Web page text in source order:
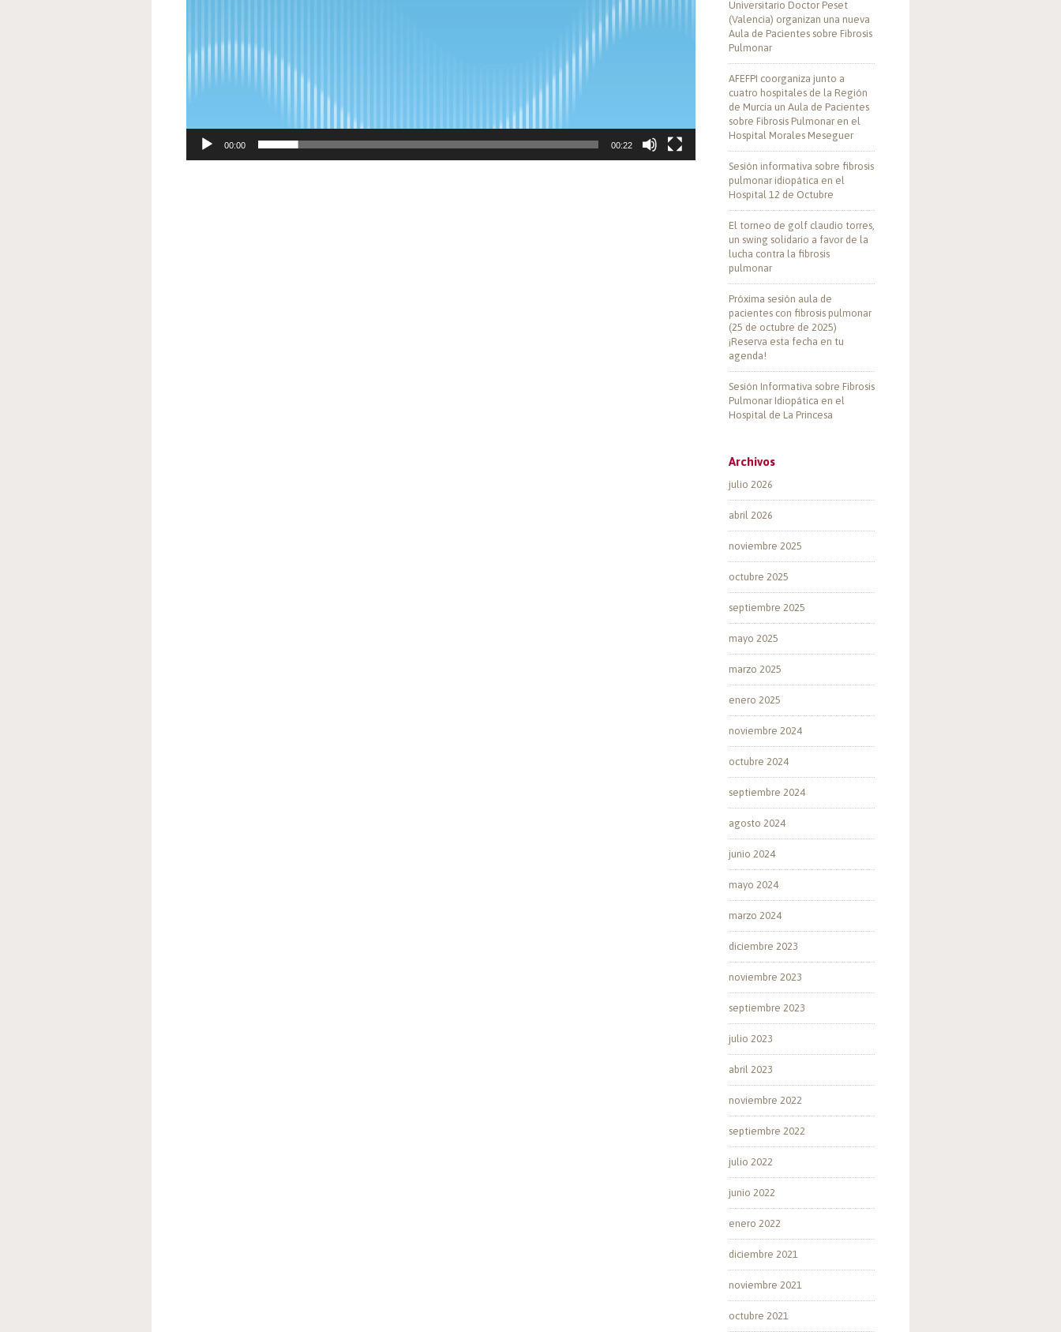
00:00 00:22
Universitario Doctor Peset
(Valencia) organizan una nueva
Aula de Pacientes sobre Fibrosis
Pulmonar
AFEFPI coorganiza junto a
cuatro hospitales de la Región
de Murcia un Aula de Pacientes
sobre Fibrosis Pulmonar en el
Hospital Morales Meseguer
Sesión informativa sobre fibrosis
pulmonar idiopática en el
Hospital 12 de Octubre
El torneo de golf claudio torres,
un swing solidario a favor de la
lucha contra la fibrosis
pulmonar
Próxima sesión aula de
pacientes con fibrosis pulmonar
(25 de octubre de 2025)
¡Reserva esta fecha en tu
agenda!
Sesión Informativa sobre Fibrosis
Pulmonar Idiopática en el
Hospital de La Princesa
Archivos
julio 2026
abril 2026
noviembre 2025
octubre 2025
septiembre 2025
mayo 2025
marzo 2025
enero 2025
noviembre 2024
octubre 2024
septiembre 2024
agosto 2024
junio 2024
mayo 2024
marzo 2024
diciembre 2023
noviembre 2023
septiembre 2023
julio 2023
abril 2023
noviembre 2022
septiembre 2022
julio 2022
junio 2022
enero 2022
diciembre 2021
noviembre 2021
octubre 2021